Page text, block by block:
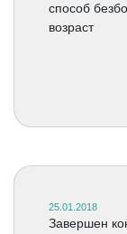
способ
возраст
25.01.2018
Завершен